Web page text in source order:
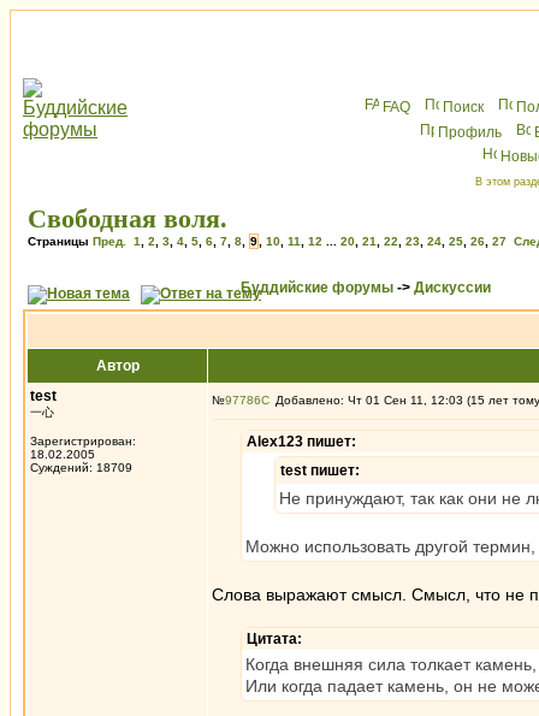
FAQ Поиск
Профиль
В этом
Свободная воля.
Страницы Пред. 1 2 3 4 5 6 7 8 9 10 11 12 20 21 22 23 24 25 26 27
Буддийские форумы -> Дискуссии
Автор
test
一心
Зарегистрирован:
18.02.2005
Суждений: 18709
№97786 Добавлено: Чт 01 Сен 11, 12:03 (15 лет
Alex123 пишет:
test пишет:
Не принуждают, так как они не
Можно использовать другой
Слова выражают смысл. Смысл, что не
Цитата:
Когда внешняя сила толкает
Или когда падает камень, он не